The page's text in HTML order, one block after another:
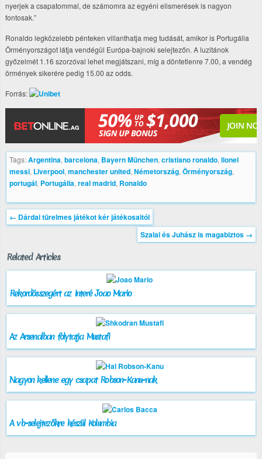
nyerjek a csapatommal, de számomra az egyéni elismerések is nagyon
fontosak.”
Ronaldo legközelebb pénteken villanthatja meg tudását, amikor is Portugália
Örményországot látja vendégül Európa-bajnoki selejtezőn. A luzitánok
győzelmét 1.16 szorzóval lehet megjátszani, míg a döntetlenre 7.00, a vendég
örmények sikerére pedig 15.00 az odds.
Forrás:
Tags:Argentina, barcelona, Bayern München, cristiano ronaldo, lionel
messi, Liverpool, manchester united, Németország, Örményország,
portugál, Portugália, real madrid, Ronaldo
← Dárdai türelmes játékot kér játékosaitól
Szalai és Juhász is magabiztos →
Related Articles
Rekordösszegért az Interé Joao Mario
Az Arsenalban folytatja Mustafi
Nagyon kellene egy csapat Robson-Kanu-nak
A vb-selejtezőkre készül Kolumbia